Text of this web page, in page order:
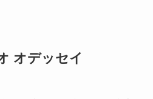
オデッセイ